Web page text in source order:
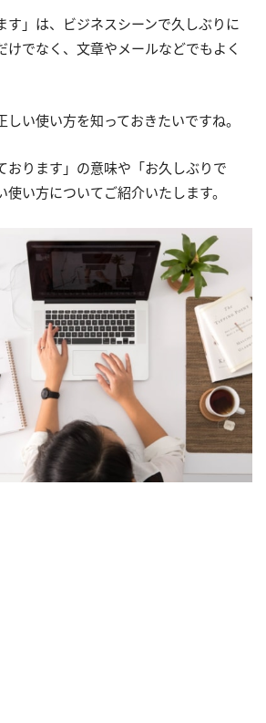
す」は、ビジネスシーンで久しぶりに
けでなく、文章やメールなどでもよく
い使い方を知っておきたいですね。
おります」の意味や「お久しぶりで
い方についてご紹介いたします。